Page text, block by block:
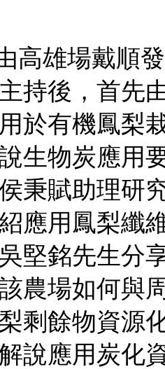
雄場戴順發
持後，首先
用於有機鳳梨
生物炭應用
秉賦助理研
應用鳳梨纖
堅銘先生分
農場如何與
剩餘物資源
說應用炭化